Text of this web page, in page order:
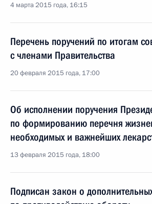
4 марта 2015 года, 16:15
Перечень поручений по итогам
с членами Правительства
20 февраля 2015 года, 17:00
Об исполнении поручения
по формированию перечня
необходимых и важнейших
13 февраля 2015 года, 18:00
Подписан закон о